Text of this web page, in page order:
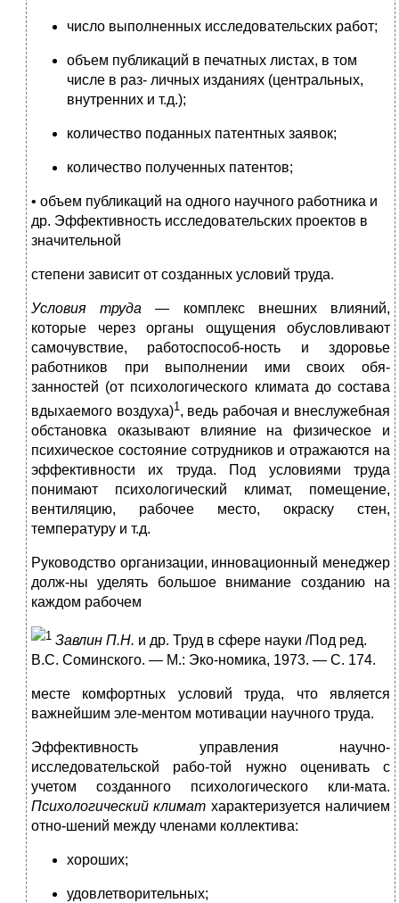
число выполненных исследовательских работ;
объем публикаций в печатных листах, в том
числе в раз- личных изданиях (центральных,
внутренних и т.д.);
количество поданных патентных заявок;
количество полученных патентов;
• объем публикаций на одного научного работника и
др. Эффективность исследовательских проектов в
значительной
степени зависит от созданных условий труда.
Условия труда— комплекс внешних влияний,
которые через органы ощущения обусловливают
самочувствие, работоспособ-ность и здоровье
работников при выполнении ими своих обя-
занностей (от психологического климата до состава
вдыхаемого воздуха)1, ведь рабочая и внеслужебная
обстановка оказывают влияние на физическое и
психическое состояние сотрудников и отражаются на
эффективности их труда. Под условиями труда
понимают психологический климат, помещение,
вентиляцию, рабочее место, окраску стен,
температуру и т.д.
Руководство организации, инновационный менеджер
долж-ны уделять большое внимание созданию на
каждом рабочем
1 Завлин П.Н. и др. Труд в сфере науки /Под ред.
B.C. Соминского. — М.: Эко-номика, 1973. — С. 174.
месте комфортных условий труда, что является
важнейшим эле-ментом мотивации научного труда.
Эффективность управления научно-
исследовательской рабо-той нужно оценивать с
учетом созданного психологического кли-мата.
Психологический климат характеризуется наличием
отно-шений между членами коллектива:
хороших;
удовлетворительных;